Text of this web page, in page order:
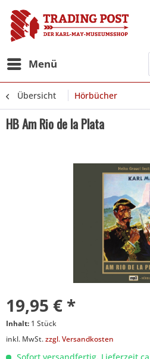
Menü
Übersicht Hörbücher
HB Am Rio de la Plata
19,95 € *
Inhalt: 1 Stück
inkl. MwSt.zzgl. Versandkosten